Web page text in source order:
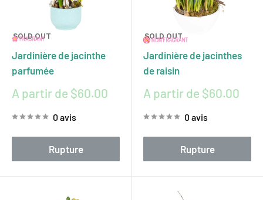
SOLD OUT
Jardinière de jacinthe
parfumée
Prix
réduit
A partir de $60.00
0 avis
Rupture
SOLD OUT
Jardinière de jacinthes
de raisin
Prix
réduit
A partir de $60.00
0 avis
Rupture